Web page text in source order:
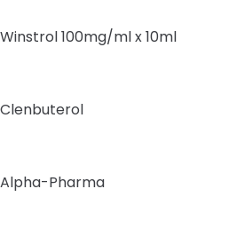
Winstrol 100mg/ml x 10ml
Clenbuterol
Alpha-Pharma